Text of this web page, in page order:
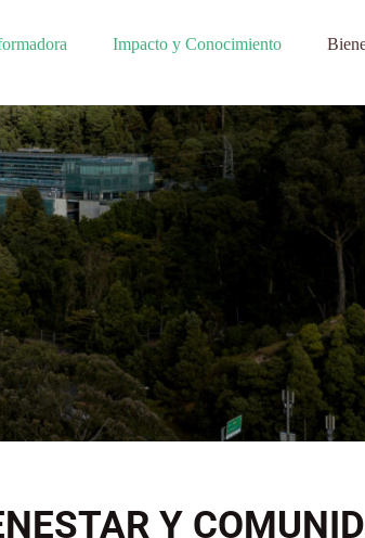
Impacto y Conocimiento
Y